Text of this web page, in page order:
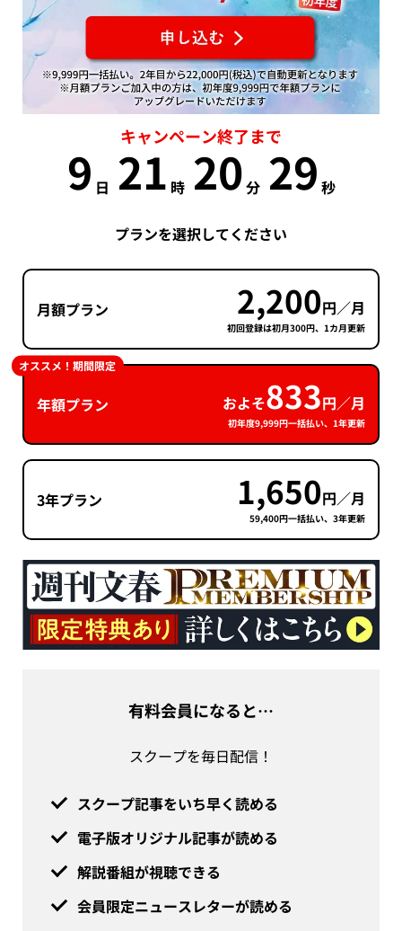
キャンペーン終了まで
9 日 21 時 20分 29 秒
プランを選択してください
月額プラン 2,200円／月
初回登録は初月300円、1カ月更新
年額プラン およそ833円／月
初年度9,999円一括払い、1年更新
オススメ！期間限定
3年プラン 1,650円／月
59,400円一括払い、3年更新
有料会員になると…
スクープを毎日配信！
スクープ記事をいち早く読める
電子版オリジナル記事が読める
解説番組が視聴できる
会員限定ニュースレターが読める